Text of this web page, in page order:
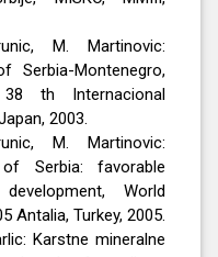
M. Martinovic:
Serbia-Montenegro,
th Internacional
2003.
M. Martinovic:
Serbia: favorable
World
Antalia, Turkey, 2005.
Karstne mineralne